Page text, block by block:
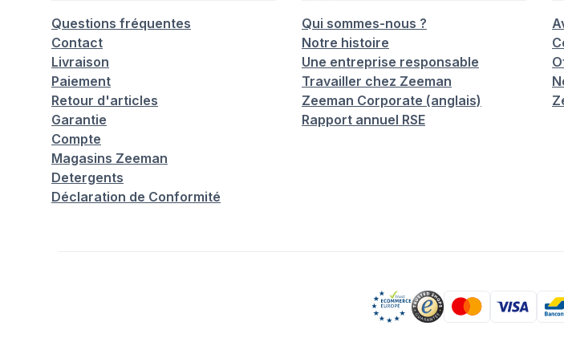
Questions fréquentes
Contact
Livraison
Paiement
Retour d'articles
Garantie
Compte
Magasins Zeeman
Detergents
Déclaration de Conformité
Qui sommes-nous ?
Notre histoire
Une entreprise responsable
Travailler chez Zeeman
Zeeman Corporate (anglais)
Rapport annuel RSE